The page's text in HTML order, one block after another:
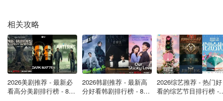
图片源自@Liam Payne Snapchat/LeParisien
利亚姆·佩恩是谁？
相关攻略
2026美剧推荐 - 最新必
看高分美剧排行榜 - 8月
2026韩剧推荐 - 最新高
分好看韩剧排行榜 - 8月
2026综艺推荐 - 热门好
看的综艺节目排行榜 -